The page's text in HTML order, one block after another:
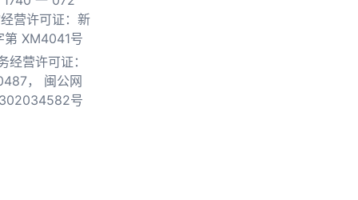
营许可证：新
第 XM4041号
经营许可证：
，
闽公网
号